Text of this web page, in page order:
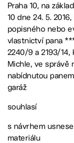
Praha 10, na
10 dne 24. 5.
popisného nebo
vlastnictví pana
2240/9 a 2193/14,
Michle, ve správě
nabídnutou
garáž
souhlasí
s návrhem
materiálu